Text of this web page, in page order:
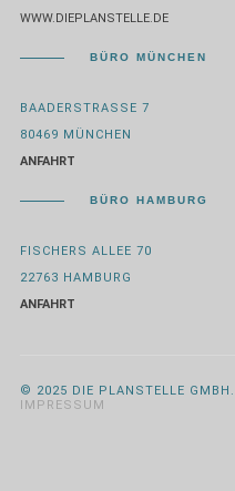
WWW.DIEPLANSTELLE.DE
BÜRO MÜNCHEN
BAADERSTRASSE 7
80469 MÜNCHEN
ANFAHRT
BÜRO HAMBURG
FISCHERS ALLEE 70
22763 HAMBURG
ANFAHRT
© 2025 DIE PLANSTELLE GMBH.
IMPRESSUM